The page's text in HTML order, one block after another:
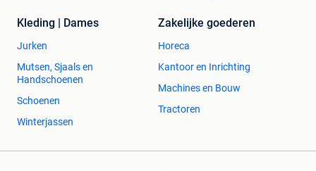
Kleding | Dames
Jurken
Mutsen, Sjaals en
Handschoenen
Schoenen
Winterjassen
Zakelijke goederen
Horeca
Kantoor en Inrichting
Machines en Bouw
Tractoren